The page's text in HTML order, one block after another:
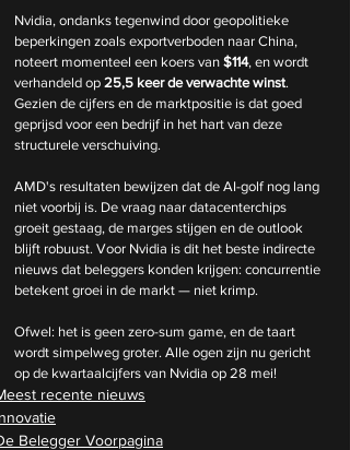
Nvidia, ondanks tegenwind door geopolitieke
beperkingen zoals exportverboden naar China,
noteert momenteel een koers van $114, en wordt
verhandeld op 25,5 keer de verwachte winst.
Gezien de cijfers en de marktpositie is dat goed
geprijsd voor een bedrijf in het hart van deze
structurele verschuiving.
AMD's resultaten bewijzen dat de AI-golf nog lang
niet voorbij is. De vraag naar datacenterchips
groeit gestaag, de marges stijgen en de outlook
blijft robuust. Voor Nvidia is dit het beste indirecte
nieuws dat beleggers konden krijgen: concurrentie
betekent groei in de markt — niet krimp.
Ofwel: het is geen zero-sum game, en de taart
wordt simpelweg groter. Alle ogen zijn nu gericht
op de kwartaalcijfers van Nvidia op 28 mei!
recente nieuws
Belegger Voorpagina